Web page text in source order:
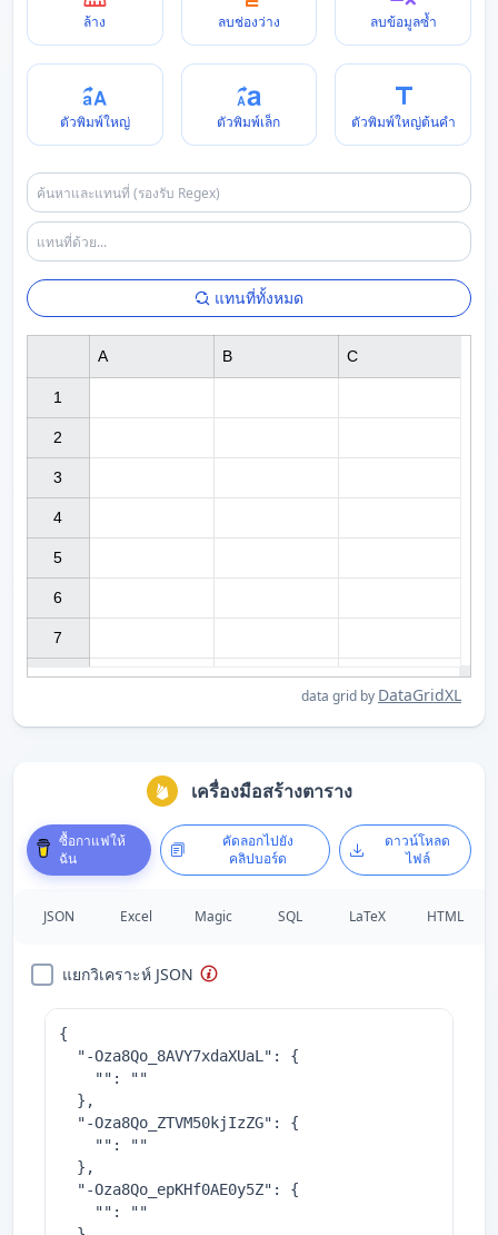
ล้าง ลบช่องว่าง ลบข้อมูลซ้ำ
ตัวพิมพ์ใหญ่ ตัวพิมพ์เล็ก ตัวพิมพ์ใหญ่ต้นคำ
แทนที่ทั้งหมด
data grid by DataGridXL
1
2
3
4
5
6
7
A B C
เครื่องมือสร้างตาราง
ซื้อกาแฟให้
ฉัน
คัดลอกไปยัง
คลิปบอร์ด
ดาวน์โหลด
ไฟล์
JSON Excel Magic SQL LaTeX HTML
แยกวิเคราะห์ JSON